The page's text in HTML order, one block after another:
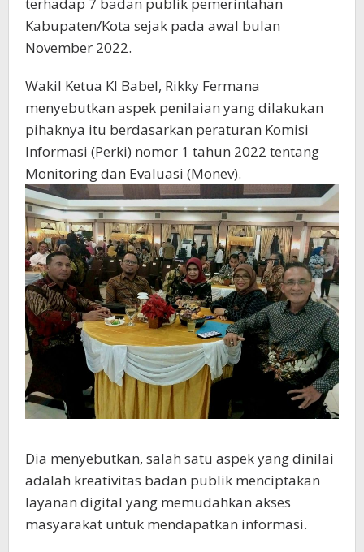
Kabupaten/Kota sejak pada awal bulan
November 2022.
Wakil Ketua KI Babel, Rikky Fermana
menyebutkan aspek penilaian yang dilakukan
pihaknya itu berdasarkan peraturan Komisi
Informasi (Perki) nomor 1 tahun 2022 tentang
Monitoring dan Evaluasi (Monev).
Dia menyebutkan, salah satu aspek yang dinilai
adalah kreativitas badan publik menciptakan
layanan digital yang memudahkan akses
masyarakat untuk mendapatkan informasi.